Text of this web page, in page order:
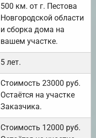
500 км. от г. Пестова
Новгородской области
и сборка дома на
вашем участке.
5 лет.
Стоимость 23000 руб.
Остаётся на участке
Заказчика.
Стоимость 12000 руб.